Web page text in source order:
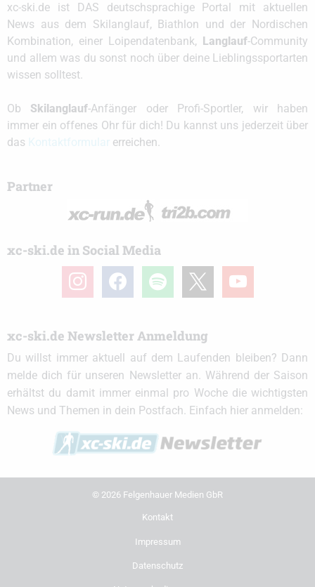
xc-ski.de ist DAS deutschsprachige Portal mit aktuellen
News aus dem Skilanglauf, Biathlon und der Nordischen
Kombination, einer Loipendatenbank, Langlauf-Community
und allem was du sonst noch über deine Lieblingssportarten
wissen solltest.
Ob Skilanglauf-Anfänger oder Profi-Sportler, wir haben
immer ein offenes Ohr für dich! Du kannst uns jederzeit über
das
erreichen.
Partner
xc-ski.de in Social Media
instagramfacebook spotify youtube
xc-ski.de Newsletter Anmeldung
Du willst immer aktuell auf dem Laufenden bleiben? Dann
melde dich für unseren Newsletter an. Während der Saison
erhältst du damit immer einmal pro Woche die wichtigsten
News und Themen in dein Postfach. Einfach hier anmelden:
© 2026 Felgenhauer Medien GbR
Kontakt
Impressum
Datenschutz